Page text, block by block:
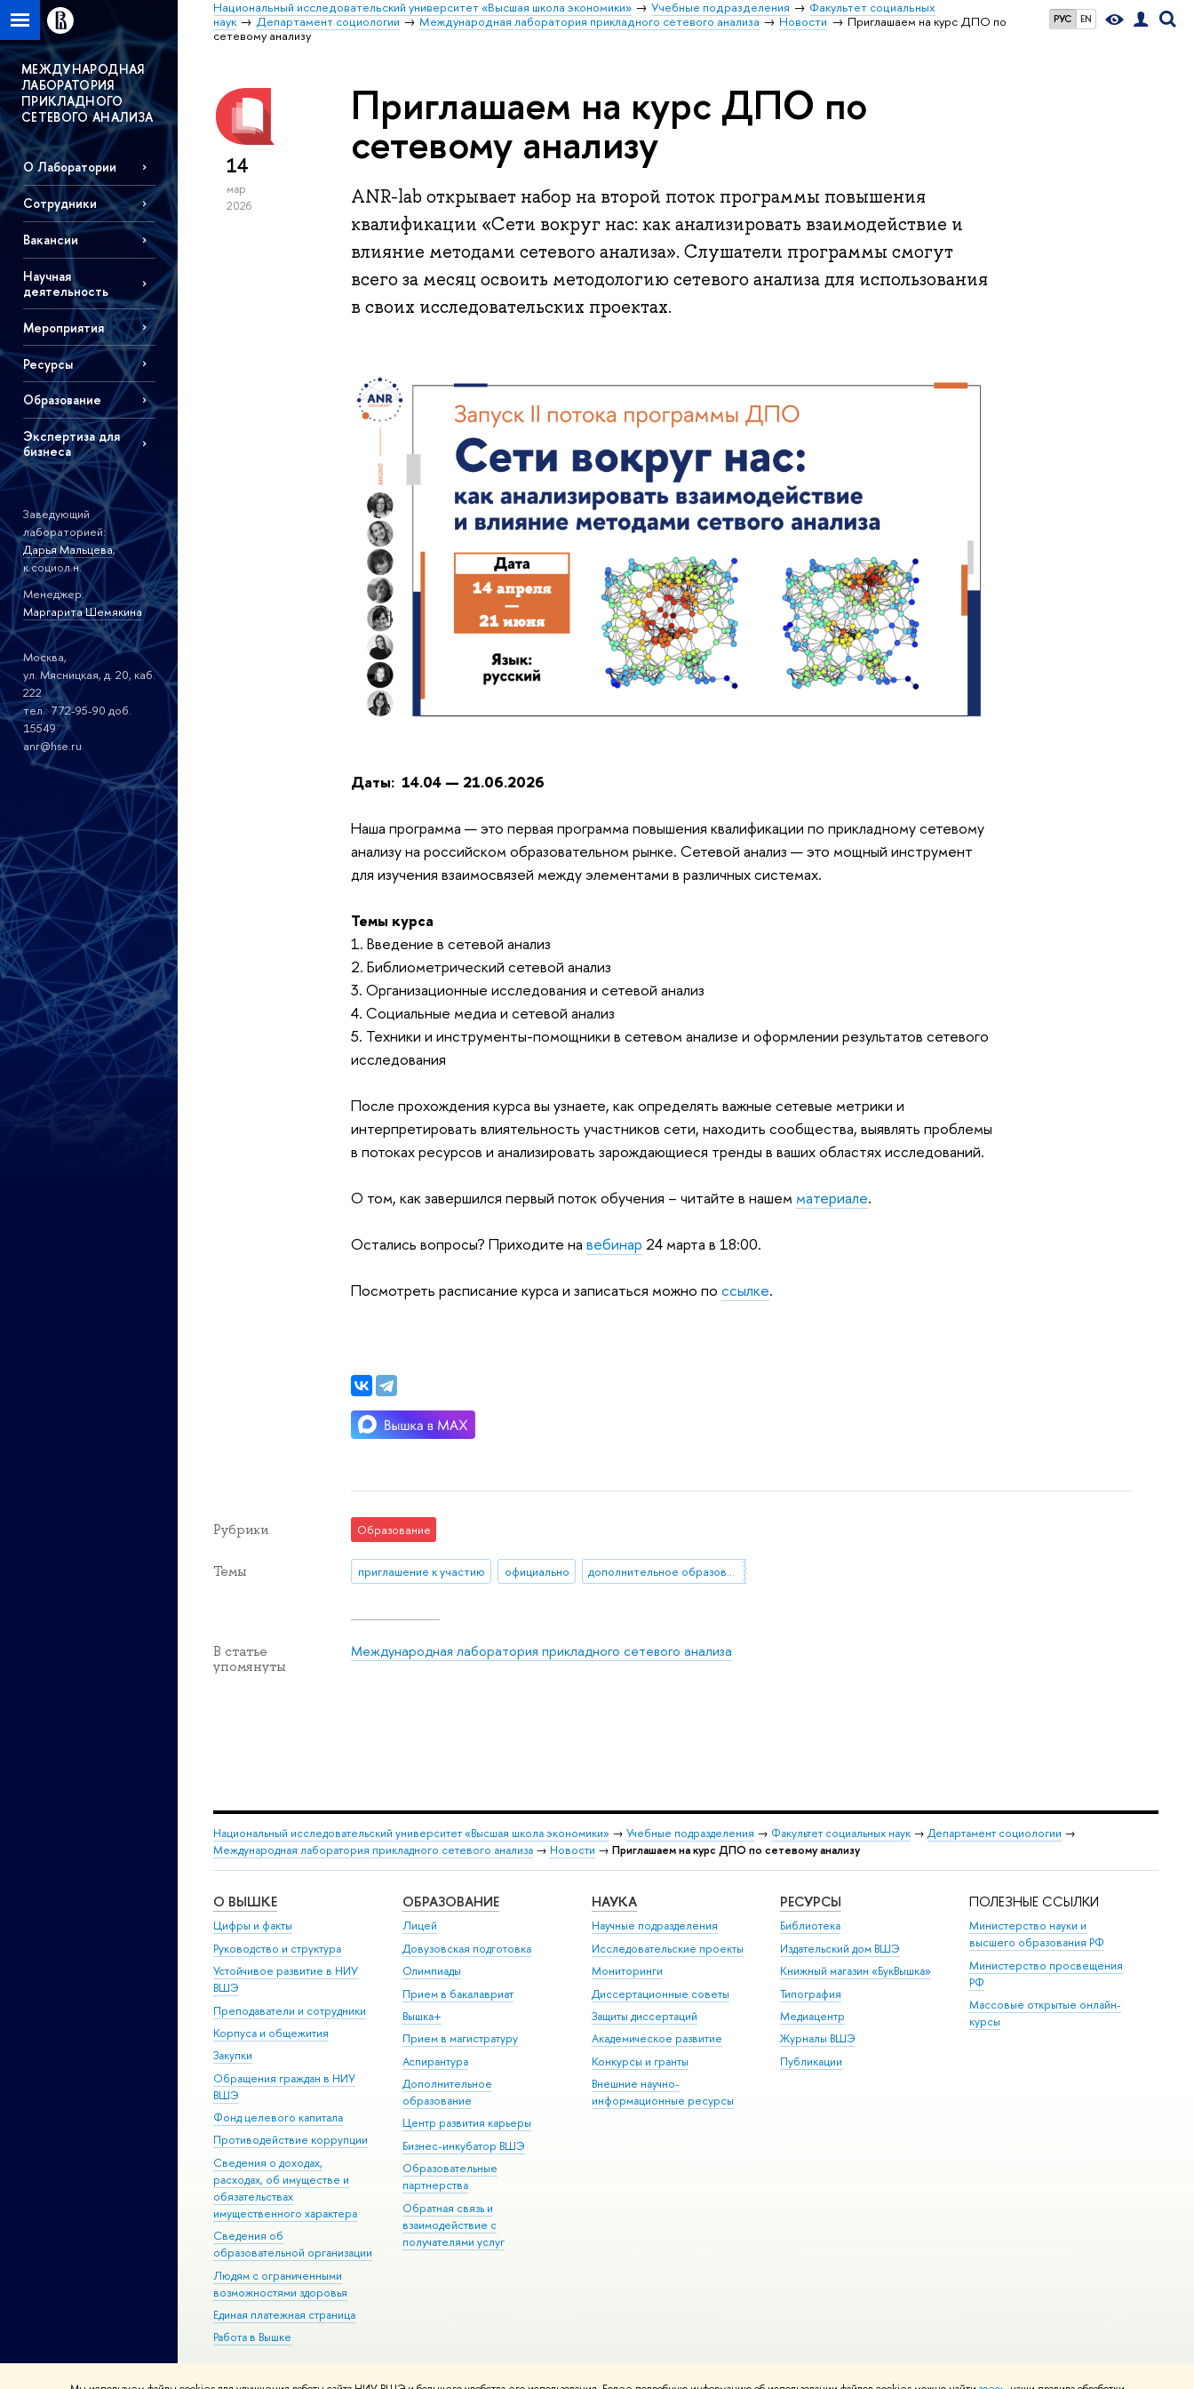
РУС EN
Национальный исследовательский университет «Высшая школа экономики» Учебные подразделения
Факультет социальных
наук
Департамент социологии Международная лаборатория прикладного сетевого анализа Новости
Приглашаем на курс ДПО по
сетевому анализу
МЕЖДУНАРОДНАЯ
ЛАБОРАТОРИЯ
ПРИКЛАДНОГО
СЕТЕВОГО АНАЛИЗА
О Лаборатории
Сотрудники
Вакансии
Научная
деятельность
Мероприятия
Ресурсы
Образование
Экспертиза для
бизнеса
Заведующий
лабораторией:
Дарья Мальцева,
к.социол.н.
Менеджер:
Маргарита Шемякина
Москва,
ул. Мясницкая, д. 20, каб.
222
тел.: 772-95-90 доб.
15549
anr@hse.ru
14
мар
2026
Приглашаем на курс ДПО по
сетевому анализу
ANR-lab открывает набор на второй поток программы повышения
квалификации «Сети вокруг нас: как анализировать взаимодействие и
влияние методами сетевого анализа». Слушатели программы смогут
всего за месяц освоить методологию сетевого анализа для использования
в своих исследовательских проектах.
Даты: 14.04 — 21.06.2026
Наша программа — это первая программа повышения квалификации по прикладному сетевому
анализу на российском образовательном рынке. Сетевой анализ — это мощный инструмент
для изучения взаимосвязей между элементами в различных системах.
Темы курса
1. Введение в сетевой анализ
2. Библиометрический сетевой анализ
3. Организационные исследования и сетевой анализ
4. Социальные медиа и сетевой анализ
5. Техники и инструменты-помощники в сетевом анализе и оформлении результатов сетевого
исследования
После прохождения курса вы узнаете, как определять важные сетевые метрики и
интерпретировать влиятельность участников сети, находить сообщества, выявлять проблемы
в потоках ресурсов и анализировать зарождающиеся тренды в ваших областях исследований.
О том, как завершился первый поток обучения – читайте в нашем материале.
Остались вопросы? Приходите навебинар 24 марта в 18:00.
Посмотреть расписание курса и записаться можно поссылке.
Рубрики Образование
Темы приглашение к участию официально дополнительное образование
В статье
упомянуты
Международная лаборатория прикладного сетевого анализа
Национальный исследовательский университет «Высшая школа экономики» → Учебные подразделения → Факультет социальных наук → Департамент социологии →
Международная лаборатория прикладного сетевого анализа → Новости → Приглашаем на курс ДПО по сетевому анализу
О ВЫШКЕ
Цифры и факты
Руководство и структура
Устойчивое развитие в НИУ
ВШЭ
Преподаватели и сотрудники
Корпуса и общежития
Закупки
Обращения граждан в НИУ
ВШЭ
Фонд целевого капитала
Противодействие коррупции
Сведения о доходах,
расходах, об имуществе и
обязательствах
имущественного характера
Сведения об
образовательной организации
Людям с ограниченными
возможностями здоровья
Единая платежная страница
Работа в Вышке
ОБРАЗОВАНИЕ
Лицей
Довузовская подготовка
Олимпиады
Прием в бакалавриат
Вышка+
Прием в магистратуру
Аспирантура
Дополнительное
образование
Центр развития карьеры
Бизнес-инкубатор ВШЭ
Образовательные
партнерства
Обратная связь и
взаимодействие с
получателями услуг
НАУКА
Научные подразделения
Исследовательские проекты
Мониторинги
Диссертационные советы
Защиты диссертаций
Академическое развитие
Конкурсы и гранты
Внешние научно-
информационные ресурсы
РЕСУРСЫ
Библиотека
Издательский дом ВШЭ
Книжный магазин «БукВышка»
Типография
Медиацентр
Журналы ВШЭ
Публикации
ПОЛЕЗНЫЕ ССЫЛКИ
Министерство науки и
высшего образования РФ
Министерство просвещения
РФ
Массовые открытые онлайн-
курсы